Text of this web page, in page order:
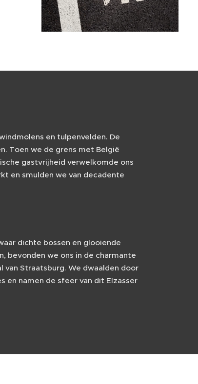
en tulpenvelden. De
Toen we de grens met België
gastvrijheid verwelkomde ons
en smulden we van decadente
dichte bossen en glooiende
bevonden we ons in de charmante
Straatsburg. We dwaalden door
en namen de sfeer van dit Elzasser